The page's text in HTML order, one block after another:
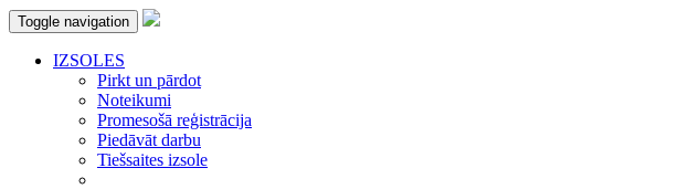
Toggle navigation
IZSOLES
Pirkt un pārdot
Noteikumi
Promesošā reģistrācija
Piedāvāt darbu
Tiešsaites izsole